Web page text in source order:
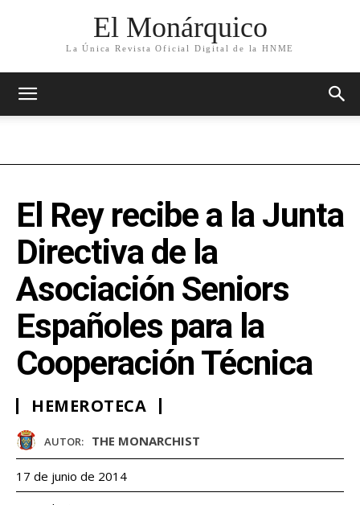
El Monárquico
La Única Revista Oficial Digital de la HNME
El Rey recibe a la Junta
Directiva de la
Asociación Seniors
Españoles para la
Cooperación Técnica
HEMEROTECA
AUTOR: THE MONARCHIST
17 de junio de 2014